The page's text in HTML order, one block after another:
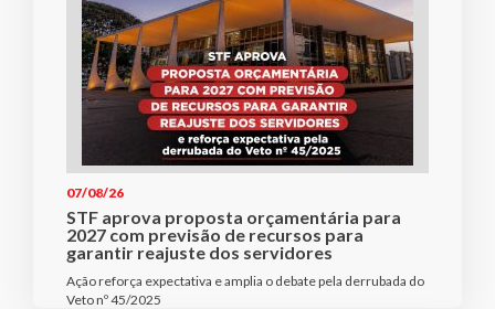
07/08/26
STF aprova proposta orçamentária para
2027 com previsão de recursos para
garantir reajuste dos servidores
Ação reforça expectativa e amplia o debate pela derrubada do
Veto nº 45/2025